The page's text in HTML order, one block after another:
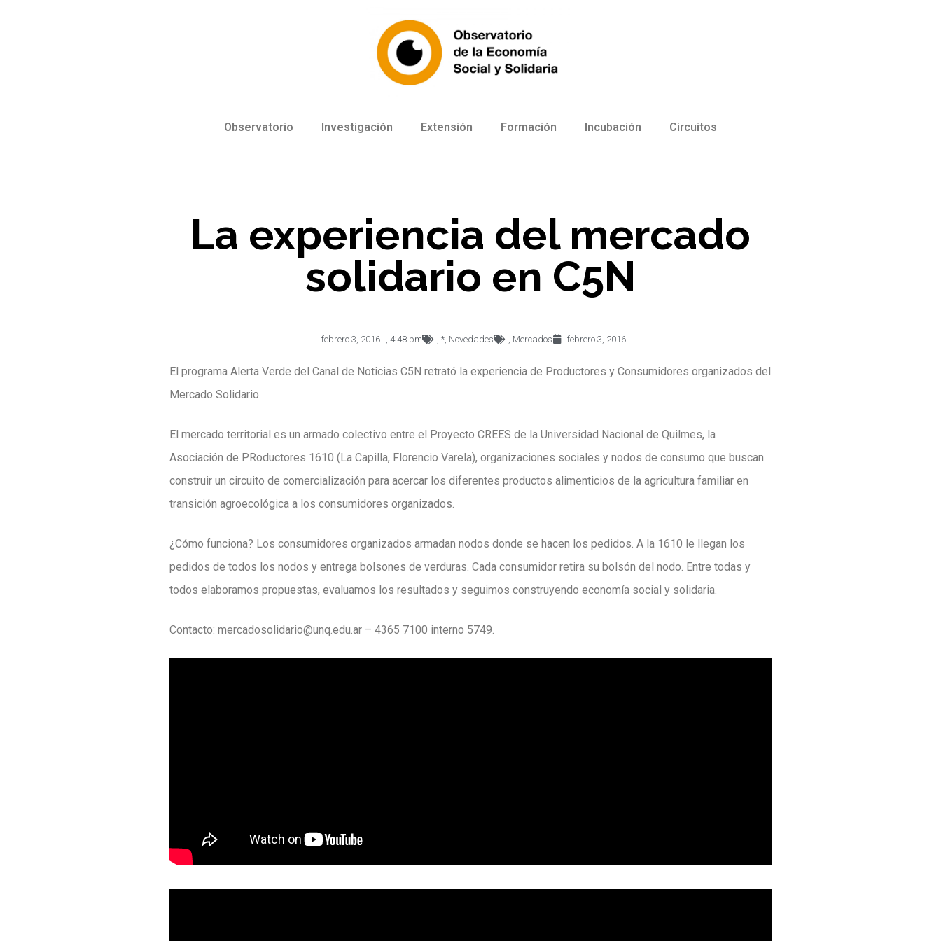
Observatorio Investigación Extensión Formación Incubación Circuitos
La experiencia del mercado
solidario en C5N
febrero 3, 2016 4:48 pm *, Novedades Mercados febrero 3, 2016
El programa Alerta Verde del Canal de Noticias C5N retrató la experiencia de Productores y Consumidores organizados del
Mercado Solidario.
El mercado territorial es un armado colectivo entre el Proyecto CREES de la Universidad Nacional de Quilmes, la
Asociación de PRoductores 1610 (La Capilla, Florencio Varela), organizaciones sociales y nodos de consumo que buscan
construir un circuito de comercialización para acercar los diferentes productos alimenticios de la agricultura familiar en
transición agroecológica a los consumidores organizados.
¿Cómo funciona? Los consumidores organizados armadan nodos donde se hacen los pedidos. A la 1610 le llegan los
pedidos de todos los nodos y entrega bolsones de verduras. Cada consumidor retira su bolsón del nodo. Entre todas y
todos elaboramos propuestas, evaluamos los resultados y seguimos construyendo economía social y solidaria.
Contacto: mercadosolidario@unq.edu.ar – 4365 7100 interno 5749.